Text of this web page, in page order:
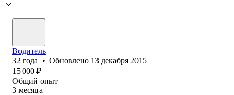
Водитель
32 года • Обновлено 13 декабря 2015
15 000 ₽
Общий опыт
3 месяца